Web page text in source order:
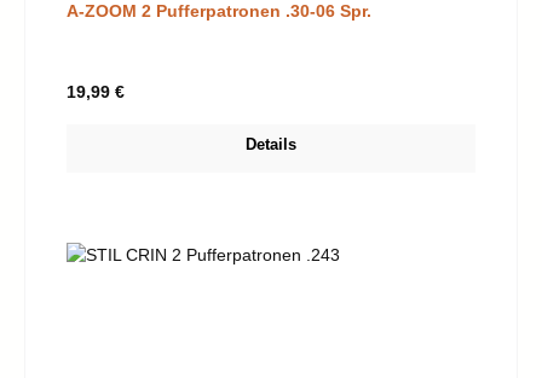
A-ZOOM 2 Pufferpatronen .30-06 Spr.
Regulärer Preis:
19,99 €
Details